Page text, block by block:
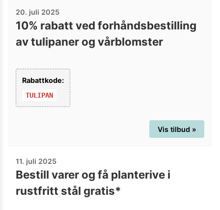
20. juli 2025
10% rabatt ved forhåndsbestilling
av tulipaner og vårblomster
Rabattkode:
TULIPAN
Vis tilbud »
11. juli 2025
Bestill varer og få planterive i
rustfritt stål gratis*